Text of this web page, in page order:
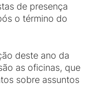
de presença
o término do
deste ano da
as oficinas, que
sobre assuntos